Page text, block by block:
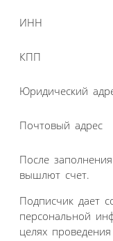
ИНН
КПП
Юридический
Почтовый адрес
После
вышлют счет.
Подписчик дает
персональной
целях